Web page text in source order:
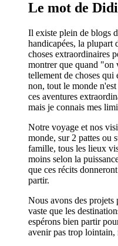
Le mot de
Il existe plein de blogs
handicapées, la plupart
choses extraordinaires
montrer que quand "on
tellement de choses qui
non, tout le monde n'est
ces aventures
mais je connais mes
Notre voyage et nos
monde, sur 2 pattes ou
famille, tous les lieux
moins selon la
que ces récits
partir.
Nous avons des projets
vaste que les
espérons bien partir
avenir pas trop lointain,